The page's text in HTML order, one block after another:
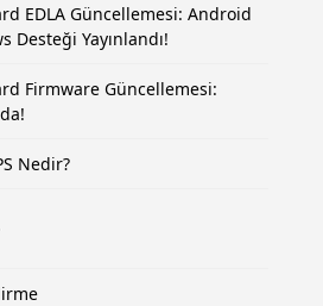
EDLA Güncellemesi: Android
Desteği Yayınlandı!
Firmware Güncellemesi:
Nedir?